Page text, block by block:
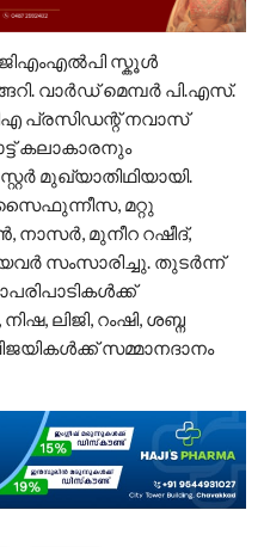
സ്കൂൾ
വാർഡ് മെമ്പർ പി.എസ്.
പ്രസിഡന്റ് നവാസ്
കലാകാരനും
മുഖ്യാതിഥിയായി.
മറ്റു
നാസർ, മുനീറ റഷീദ്,
സംസാരിച്ചു. തുടർന്ന്
ലിജി, റംഷി, ശബ്ന
സമ്മാനദാനം